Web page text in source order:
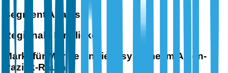
Segment Analysis
Regionale Einblicke
Markt für Marine Antriebssysteme im Asien-
Pazifik-Raum